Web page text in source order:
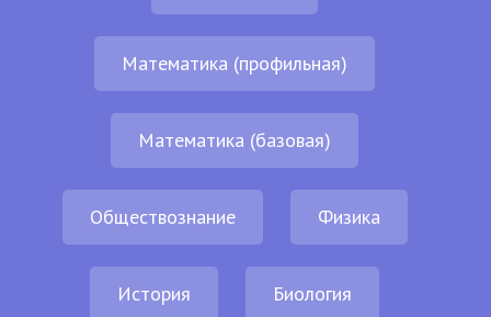
Математика (профильная)
Математика (базовая)
Обществознание Физика
История Биология